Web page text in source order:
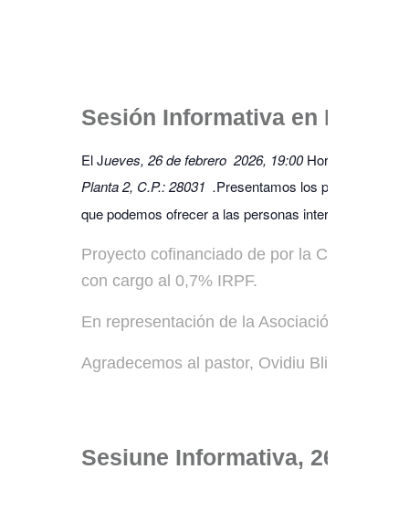
Sesión Informativa en Madrid,
El Jueves, 26 de febrero 2026, 19:00Horas, nos
Planta 2, C.P.: 28031 .Presentamos los proyectos del
que podemos ofrecer a las personas interesadas.
Proyecto cofinanciado de por la Consejería
con cargo al 0,7% IRPF.
En representación de la Asociación
Agradecemos al pastor, Ovidiu Blidar, por la
Sesiune Informativa, 26/02/